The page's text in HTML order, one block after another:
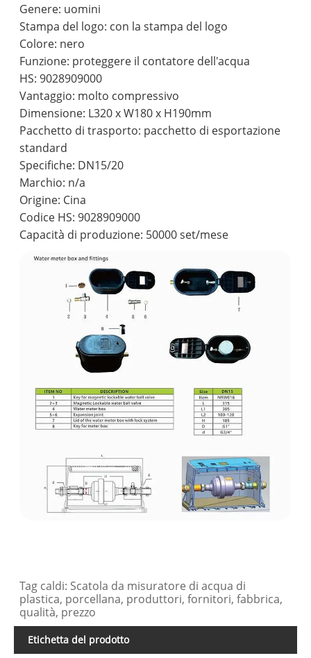
Genere: uomini
Stampa del logo: con la stampa del logo
Colore: nero
Funzione: proteggere il contatore dell'acqua
HS: 9028909000
Vantaggio: molto compressivo
Dimensione: L320 x W180 x H190mm
Pacchetto di trasporto: pacchetto di esportazione
standard
Specifiche: DN15/20
Marchio: n/a
Origine: Cina
Codice HS: 9028909000
Capacità di produzione: 50000 set/mese
Tag caldi: Scatola da misuratore di acqua di
plastica, porcellana, produttori, fornitori, fabbrica,
qualità, prezzo
Etichetta del prodotto